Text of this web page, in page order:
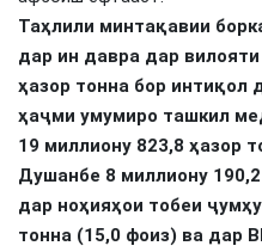
Таҳлили минтақавии
дар ин давра дар
ҳазор тонна бор интиқол
ҳаҷми умумиро ташкил
19 миллиону 823,8 ҳазор
Душанбе 8 миллиону
дар ноҳияҳои тобеи
тонна (15,0 фоиз) ва дар